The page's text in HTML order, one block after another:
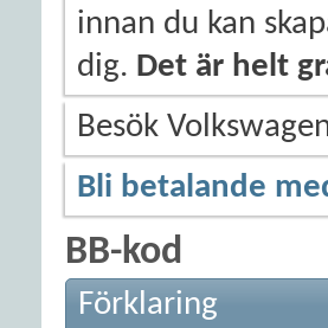
innan du kan
dig. Det är helt
Besök
Bli betalande
BB-kod
Förklaring